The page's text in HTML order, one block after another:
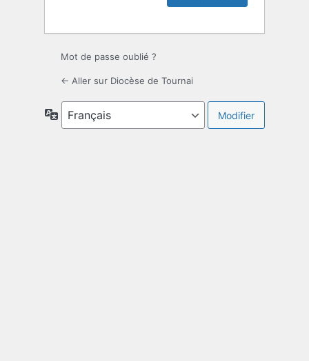
Mot de passe oublié ?
← Aller sur Diocèse de Tournai
Langue